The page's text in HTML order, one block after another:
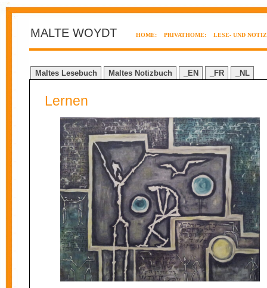
MALTE WOYDT HOME: PRIVATHOME: LESE- UND
Maltes Lesebuch Maltes Notizbuch _EN _FR _NL
Lernen